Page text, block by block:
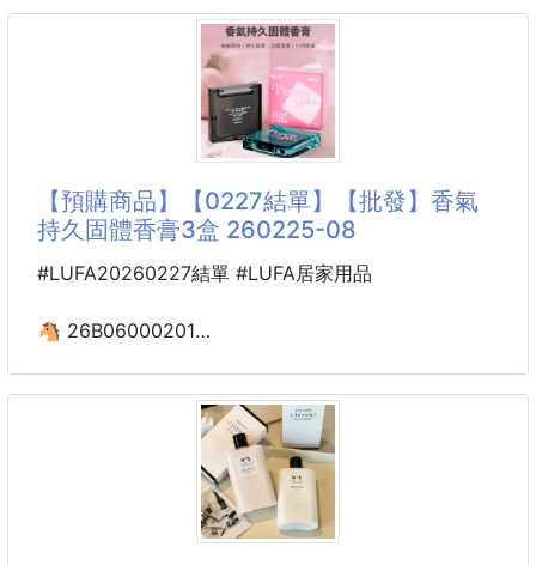
就像是從肌膚底層自帶的「偽體香」🧸☁️
1.在寒冬雪中綻放的花
濟州山茶花散發出絢麗的色彩和芬芳，是一種在寒冷冬
濟州山茶花具有保濕效果，即使在乾燥的肌膚上，也能
使肌膚恢復活力的保濕力。
富含濟州山茶花油，給予手部及指緣保溼效果的護手
使用方法
取適量輕輕按摩於洗淨乾爽的雙手及指緣。
#茶花 #護手霜 #茶花護手霜
【預購商品】【0227結單】【批發】香氣
持久固體香膏3盒 260225-08
#LUFA20260227結單 #LUFA居家用品
🐴 26B06000201
清新的香氣是你最溫柔的存在❤️
為你帶來淡淡的清香任何時刻都能保持優雅💕
🌹清新淡雅的香氣帶著絲柔綿潤的觸感